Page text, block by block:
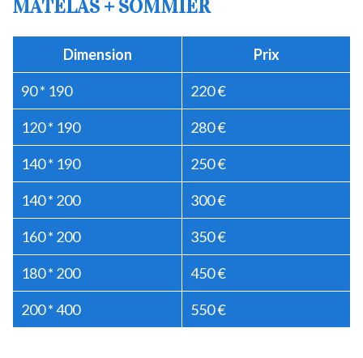
MATELAS + SOMMIER
Dimension Prix
90 * 190 220 €
120 * 190 280 €
140 * 190 250 €
140 * 200 300 €
160 * 200 350 €
180 * 200 450 €
200 * 400 550 €